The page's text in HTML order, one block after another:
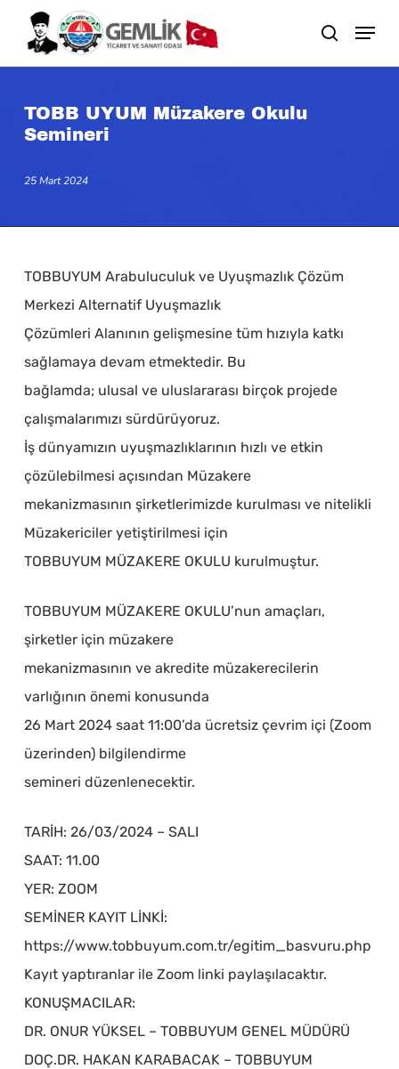
main
search
TOBB UYUM Müzakere Okulu
Semineri
25 Mart 2024
TOBBUYUM Arabuluculuk ve Uyuşmazlık Çözüm
Merkezi Alternatif Uyuşmazlık
Çözümleri Alanının gelişmesine tüm hızıyla katkı
sağlamaya devam etmektedir. Bu
bağlamda; ulusal ve uluslararası birçok projede
çalışmalarımızı sürdürüyoruz.
İş dünyamızın uyuşmazlıklarının hızlı ve etkin
çözülebilmesi açısından Müzakere
mekanizmasının şirketlerimizde kurulması ve nitelikli
Müzakericiler yetiştirilmesi için
TOBBUYUM MÜZAKERE OKULU kurulmuştur.
TOBBUYUM MÜZAKERE OKULU’nun amaçları,
şirketler için müzakere
mekanizmasının ve akredite müzakerecilerin
varlığının önemi konusunda
26 Mart 2024 saat 11:00’da ücretsiz çevrim içi (Zoom
üzerinden) bilgilendirme
semineri düzenlenecektir.
TARİH: 26/03/2024 – SALI
SAAT: 11.00
YER: ZOOM
SEMİNER KAYIT LİNKİ:
https://www.tobbuyum.com.tr/egitim_basvuru.php
Kayıt yaptıranlar ile Zoom linki paylaşılacaktır.
KONUŞMACILAR:
DR. ONUR YÜKSEL – TOBBUYUM GENEL MÜDÜRÜ
DOÇ.DR. HAKAN KARABACAK – TOBBUYUM